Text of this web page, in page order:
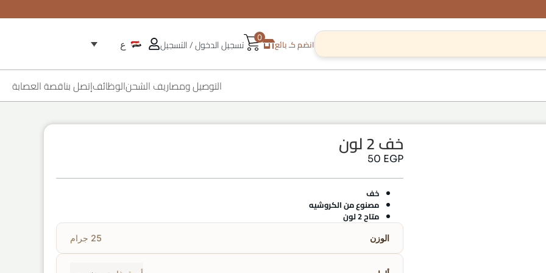
انضم كـ بائع 0 تسجيل الدخول / التسجيل ع
التوصيل ومصاريف الشحنالوظائفإتصل بناقصة العصابة
خف 2 لون
50 EGP
خف
مصنوع من الكروشيه
متاح 2 لون
الوزن 25 جرام